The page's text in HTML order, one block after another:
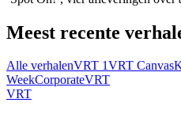
Meest recente
Alle verhalenVRT 1VRT Canvas
WeekCorporateVRT
VRT